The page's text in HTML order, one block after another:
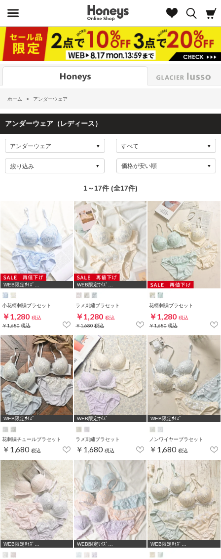
ホーム > アンダーウェア
アンダーウェア（レディース）
絞り込み
1～17件 (全17件)
WEB限定ｻｲｽﾞ
小花柄刺繍ブラセット
￥1,280 税込
￥1,680税込
WEB限定ｻｲｽﾞ
ラメ刺繍ブラセット
￥1,280 税込
￥1,680税込
花柄刺繍ブラセット
￥1,280 税込
￥1,680税込
WEB限定ｻｲｽﾞ
花刺繍チュールブラセット
￥1,680 税込
WEB限定ｻｲｽﾞ
ラメ刺繍ブラセット
￥1,680 税込
WEB限定ｻｲｽﾞ
ノンワイヤーブラセット
￥1,680 税込
WEB限定ｻｲｽﾞ
WEB限定ｻｲｽﾞ
WEB限定ｻｲｽﾞ